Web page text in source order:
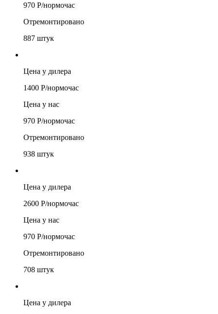
970 Р/нормочас
Отремонтировано
887 штук
Цена у дилера
1400 Р/нормочас
Цена у нас
970 Р/нормочас
Отремонтировано
938 штук
Цена у дилера
2600 Р/нормочас
Цена у нас
970 Р/нормочас
Отремонтировано
708 штук
Цена у дилера